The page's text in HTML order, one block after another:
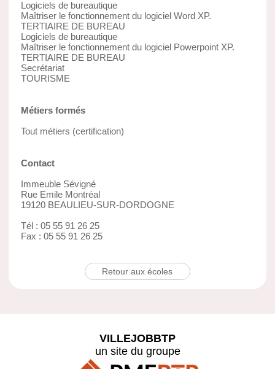
Logiciels de bureautique
Maîtriser le fonctionnement du logiciel Word XP.
TERTIAIRE DE BUREAU
Logiciels de bureautique
Maîtriser le fonctionnement du logiciel Powerpoint XP.
TERTIAIRE DE BUREAU
Secrétariat
TOURISME
Métiers formés
Tout métiers (certification)
Contact
Immeuble Sévigné
Rue Emile Montréal
19120 BEAULIEU-SUR-DORDOGNE
Tél : 05 55 91 26 25
Fax : 05 55 91 26 25
Retour aux écoles
VILLEJOBBTP
un site du groupe